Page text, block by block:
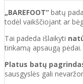
„BAREFOOT“ batų
todėl vaikščiojant ar
Tai padeda išlaikyti
tinkamą apsaugą pėdai.
Platus batų
sausgyslės gali